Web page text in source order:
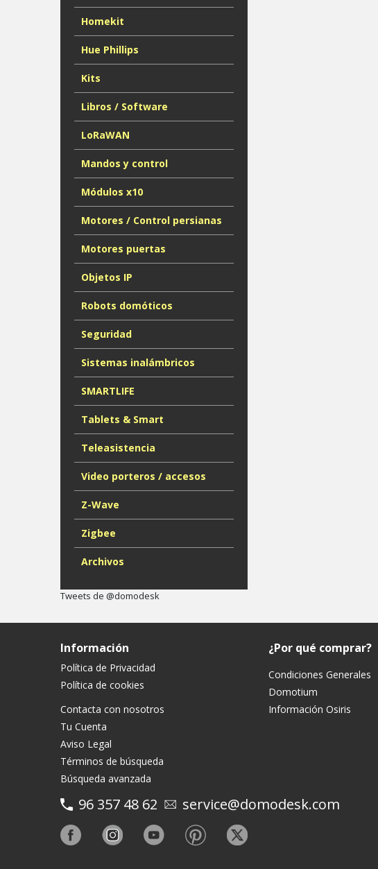
Homekit
Hue Phillips
Kits
Libros / Software
LoRaWAN
Mandos y control
Módulos x10
Motores / Control persianas
Motores puertas
Objetos IP
Robots domóticos
Seguridad
Sistemas inalámbricos
SMARTLIFE
Tablets & Smart
Teleasistencia
Video porteros / accesos
Z-Wave
Zigbee
Archivos
Tweets de @domodesk
Información
Política de Privacidad
Política de cookies
Contacta con nosotros
Tu Cuenta
Aviso Legal
Términos de búsqueda
Búsqueda avanzada
¿Por qué comprar?
Condiciones Generales
Domotium
Información Osiris
96 357 48 62 service@domodesk.com